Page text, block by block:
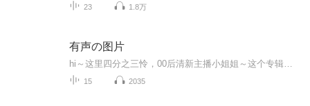
23 1.8万
有声の图片
15 2035